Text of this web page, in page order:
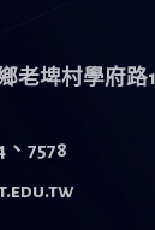
老埤村學府路1
7578